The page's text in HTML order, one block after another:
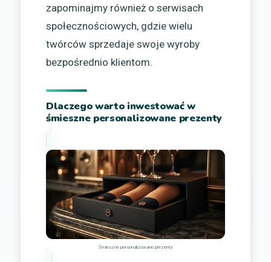
zapominajmy również o serwisach
społecznościowych, gdzie wielu
twórców sprzedaje swoje wyroby
bezpośrednio klientom.
Dlaczego warto inwestować w
śmieszne personalizowane prezenty
Śmieszne personalizowane prezenty